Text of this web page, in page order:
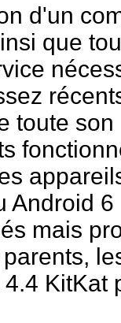
d'un
que
toute
Android
mais
KitKat